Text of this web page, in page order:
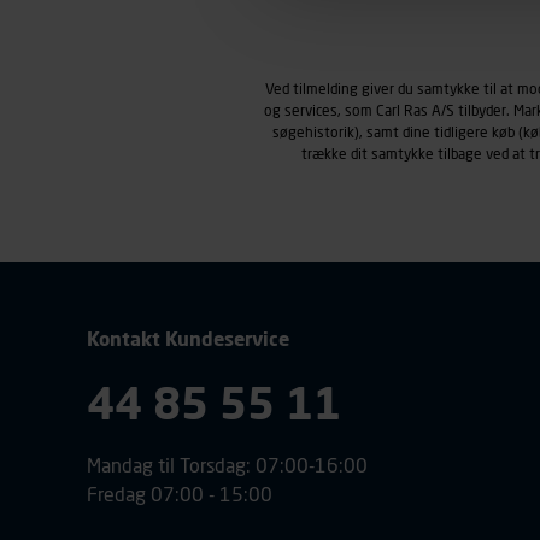
personoplysninger om
klikkes på, sider/indhold
smartphone mv.) samt de
Ved tilmelding giver du samtykke til at
og services, som Carl Ras A/S tilbyder.
søgehistorik), samt dine tidligere køb
trække dit samtykke tilbage ved at
Kontakt Kundeservice
44 85 55 11
Mandag til Torsdag: 07:00-16:00
Fredag 07:00 - 15:00